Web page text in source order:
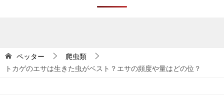
シ
ョ
ペッター
爬虫類
トカゲのエサは生きた虫がベスト？エサの頻度や量はどの位？